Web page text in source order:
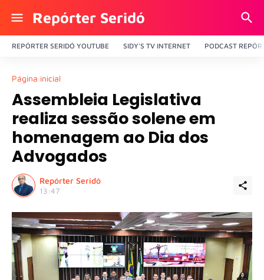
Repórter Seridó
REPÓRTER SERIDÓ YOUTUBE SIDY'S TV INTERNET PODCAST
Página inicial
Assembleia Legislativa
realiza sessão solene em
homenagem ao Dia dos
Advogados
Repórter Seridó
13:47